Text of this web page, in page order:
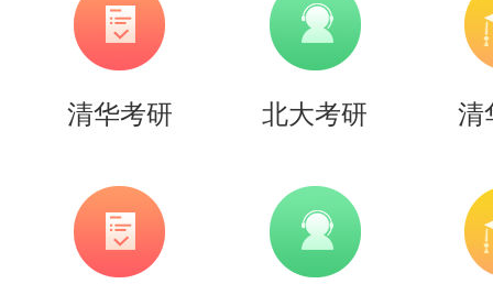
清华考研 北大考研 清